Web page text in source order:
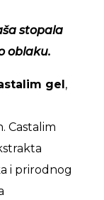
stopala
oblaku.
gel,
Castalim
i prirodnog